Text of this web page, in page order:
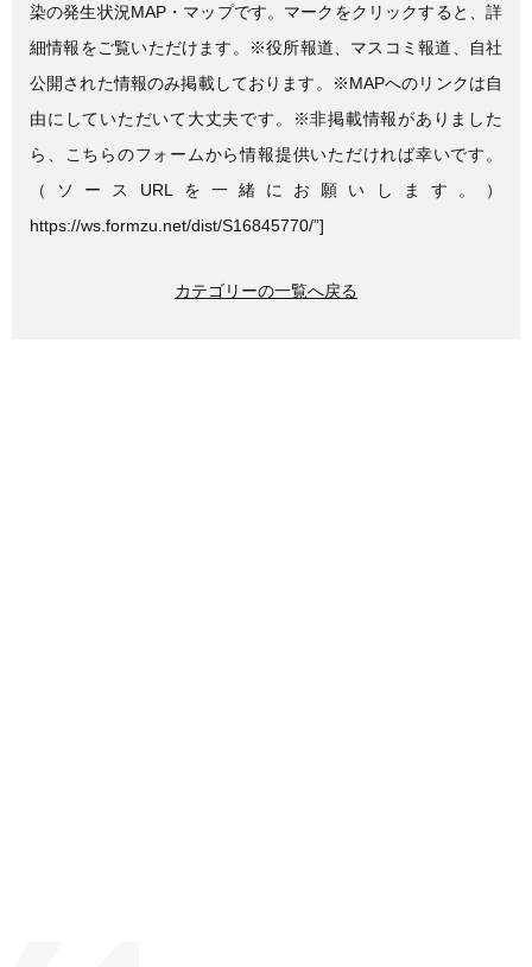
染の発生状況MAP・マップです。マークをクリックすると、詳
細情報をご覧いただけます。※役所報道、マスコミ報道、自社
公開された情報のみ掲載しております。※MAPへのリンクは自
由にしていただいて大丈夫です。※非掲載情報がありました
ら、こちらのフォームから情報提供いただければ幸いです。
（ソースURLを一緒にお願いします。）
https://ws.formzu.net/dist/S16845770/”]
カテゴリーの一覧へ戻る